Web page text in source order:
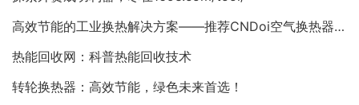
高效节能的工业换热解决方案——推荐CNDoi空气换热器与AHU
热能回收网：科普热能回收技术
转轮换热器：高效节能，绿色未来首选！